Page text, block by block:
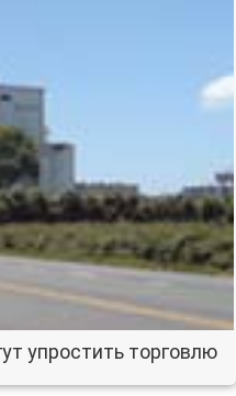
упростить торговлю